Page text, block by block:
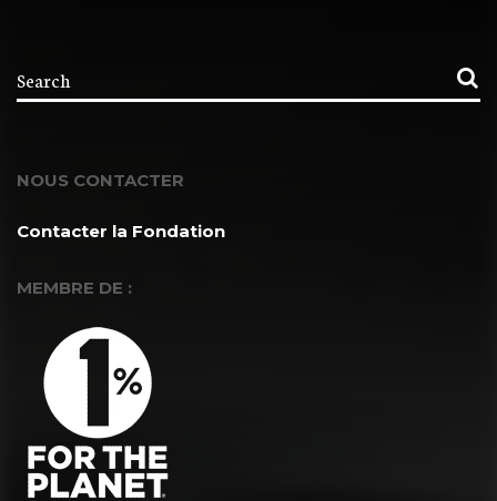
NOUS CONTACTER
Contacter la Fondation
MEMBRE DE :